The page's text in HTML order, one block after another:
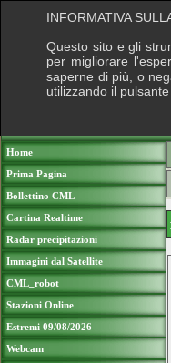
Home
Prima Pagina
Bollettino CML
Cartina Realtime
Radar precipitazioni
Immagini dal Satellite
CML_robot
Stazioni Online
Estremi 09/08/2026
Webcam
INFORMATIVA
Questo sito e gli
per migliorare
saperne di più, o
utilizzando il